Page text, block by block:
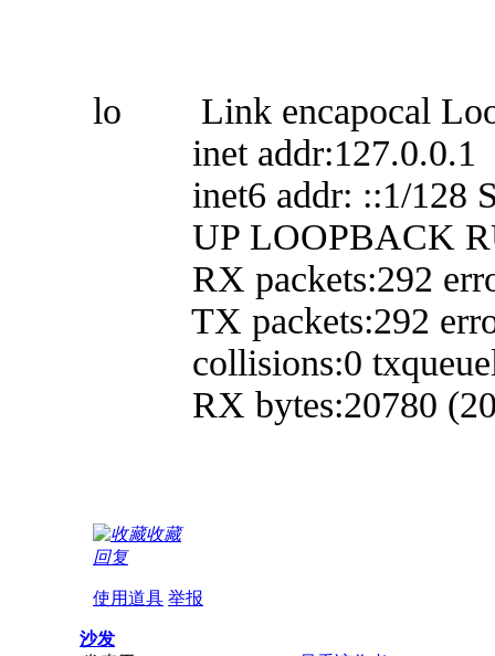
lo Link encapocal
inet addr:127.0.0.1
inet6 addr: ::1/128
UP LOOPBACK
RX packets:292
TX packets:292
collisions:0
RX bytes:20780
收藏
回复
使用道具 举报
沙发